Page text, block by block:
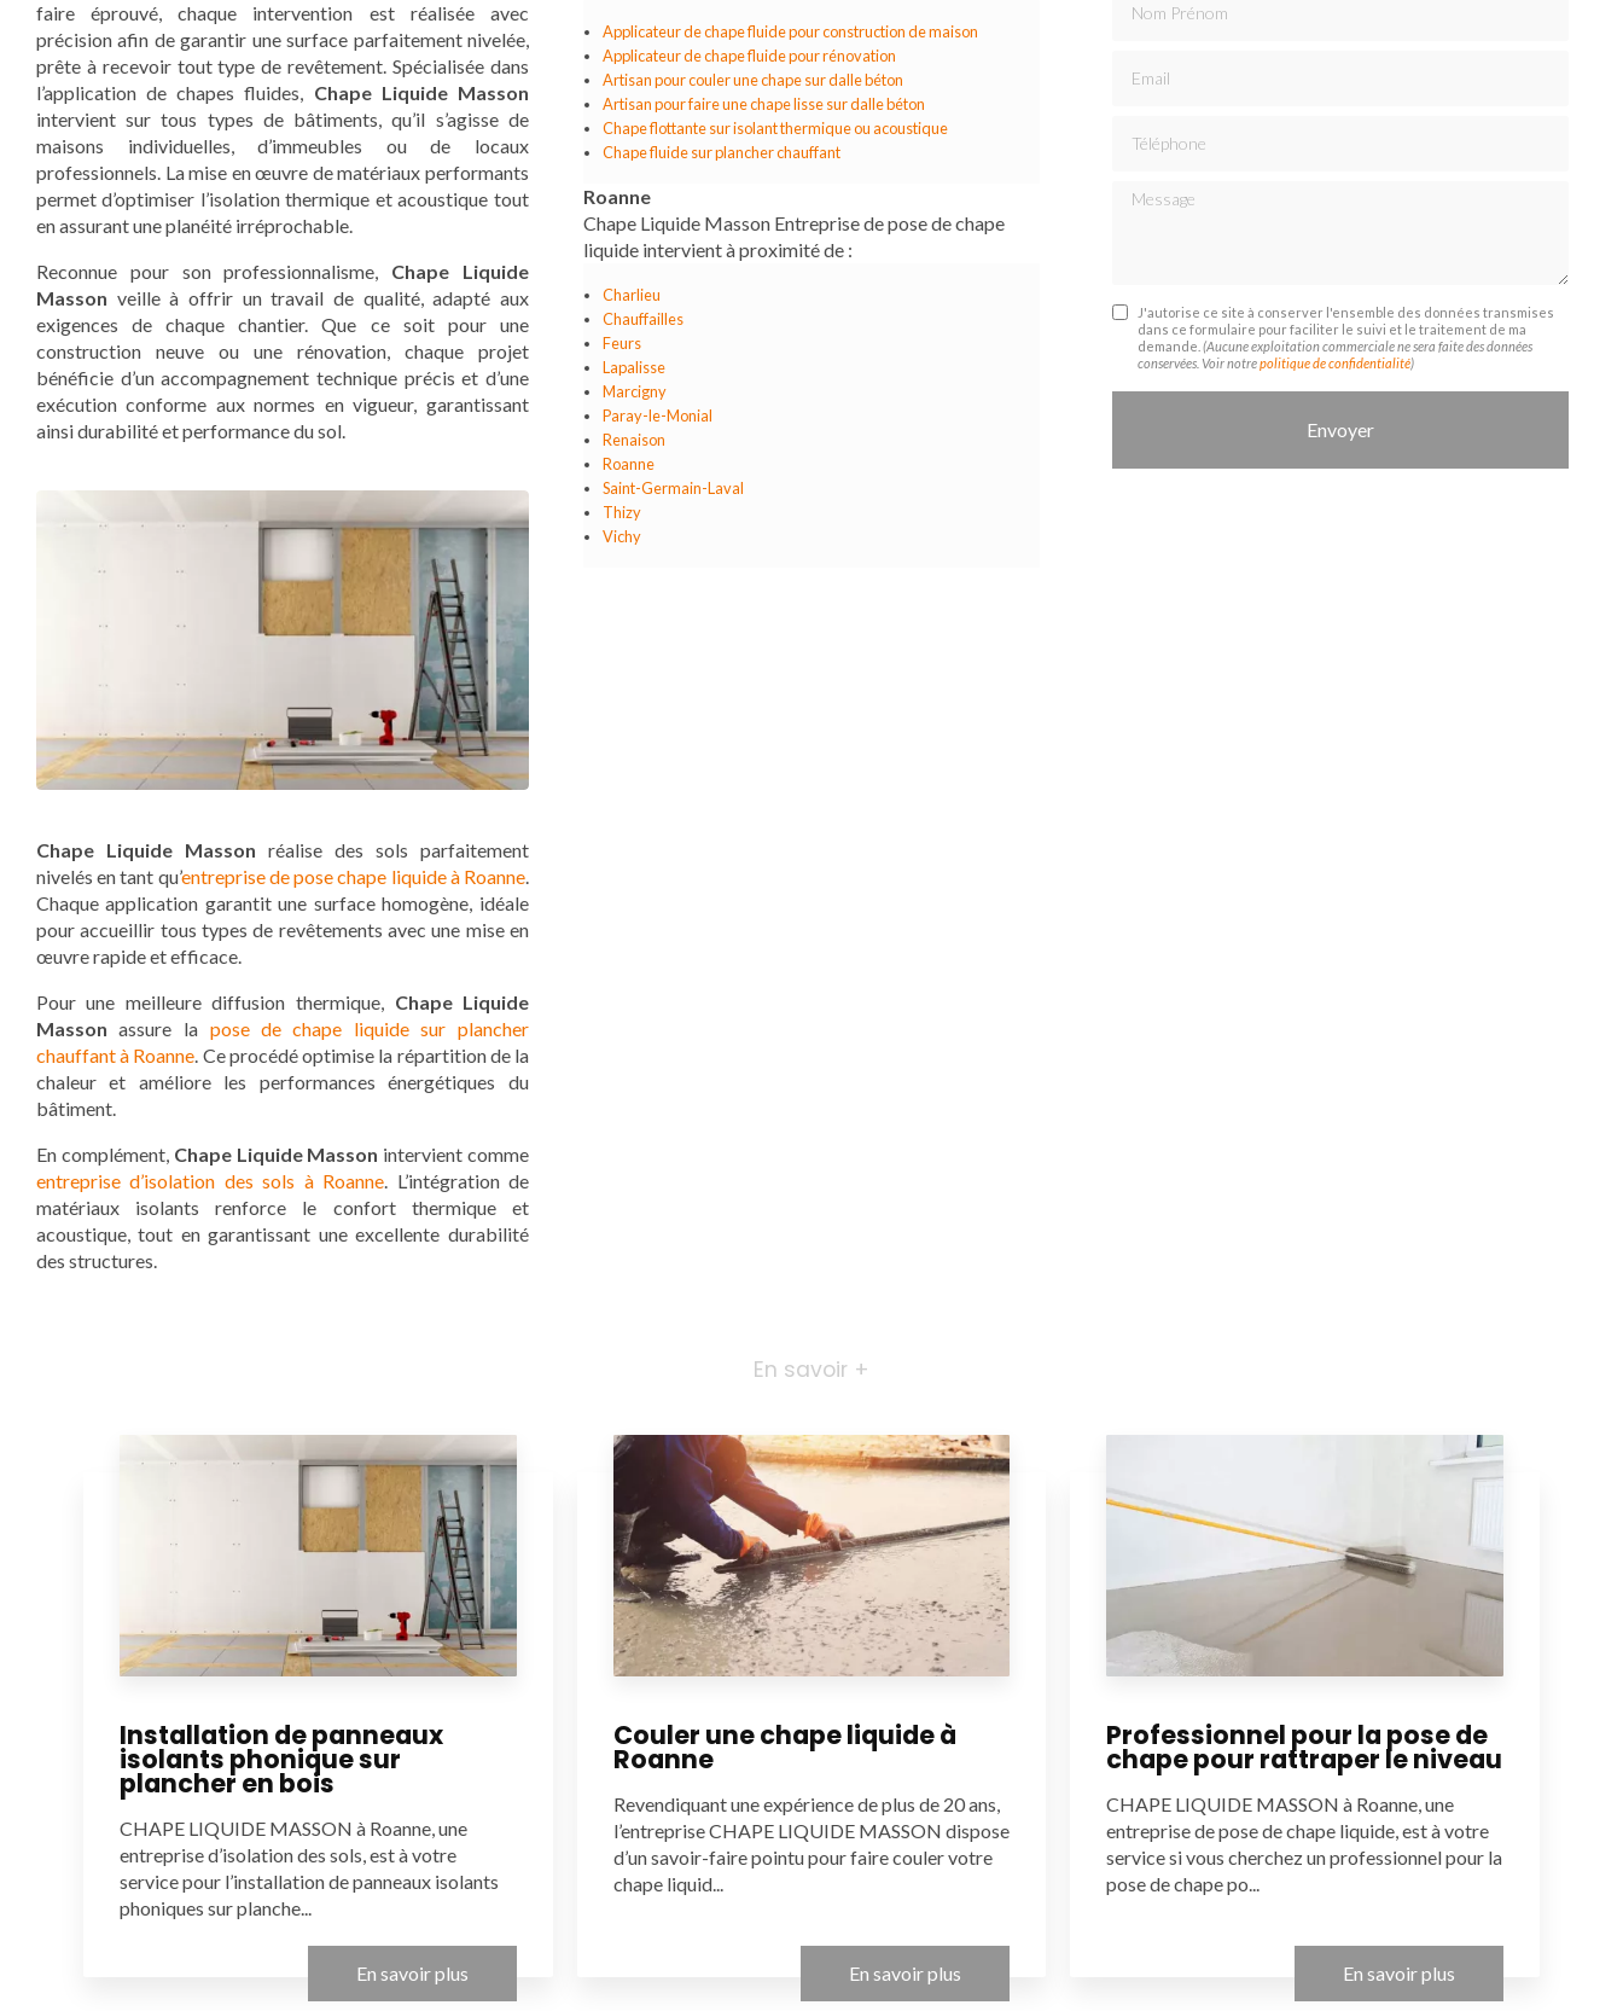
faire éprouvé, chaque intervention est réalisée avec
précision afin de garantir une surface parfaitement nivelée,
prête à recevoir tout type de revêtement. Spécialisée dans
l’application de chapes fluides, Chape Liquide Masson
intervient sur tous types de bâtiments, qu’il s’agisse de
maisons individuelles, d’immeubles ou de locaux
professionnels. La mise en œuvre de matériaux performants
permet d’optimiser l’isolation thermique et acoustique tout
en assurant une planéité irréprochable.
Reconnue pour son professionnalisme, Chape Liquide
Masson veille à offrir un travail de qualité, adapté aux
exigences de chaque chantier. Que ce soit pour une
construction neuve ou une rénovation, chaque projet
bénéficie d’un accompagnement technique précis et d’une
exécution conforme aux normes en vigueur, garantissant
ainsi durabilité et performance du sol.
Chape Liquide Masson réalise des sols parfaitement
nivelés en tant qu’entreprise de pose chape liquide à Roanne
Chaque application garantit une surface homogène, idéale
pour accueillir tous types de revêtements avec une mise en
œuvre rapide et efficace.
Pour une meilleure diffusion thermique, Chape Liquide
Masson assure la pose de chape liquide sur plancher
chauffant à Roanne . Ce procédé optimise la répartition de la
chaleur et améliore les performances énergétiques du
bâtiment.
En complément, Chape Liquide Masson intervient comme
entreprise d’isolation des sols à Roanne . L’intégration de
matériaux isolants renforce le confort thermique et
acoustique, tout en garantissant une excellente durabilité
des structures.
Applicateur de chape fluide pour construction de maison
Applicateur de chape fluide pour rénovation
Artisan pour couler une chape sur dalle béton
Artisan pour faire une chape lisse sur dalle béton
Chape flottante sur isolant thermique ou acoustique
Chape fluide sur plancher chauffant
Roanne
Chape Liquide Masson Entreprise de pose de chape
liquide intervient à proximité de :
Charlieu
Chauffailles
Feurs
Lapalisse
Marcigny
Paray-le-Monial
Renaison
Roanne
Saint-Germain-Laval
Thizy
Vichy
Message
J'autorise ce site à conserver l'ensemble des données transmises
dans ce formulaire pour faciliter le suivi et le traitement de ma
demande. (Aucune exploitation commerciale ne sera faite des données
conservées. Voir notrepolitique de confidentialité)
En savoir +
Installation de panneaux
isolants phonique sur
plancher en bois
CHAPE LIQUIDE MASSON à Roanne, une
entreprise d’isolation des sols, est à votre
service pour l’installation de panneaux isolants
phoniques sur planche...
En savoir plus
Couler une chape liquide à
Roanne
Revendiquant une expérience de plus de 20 ans,
l’entreprise CHAPE LIQUIDE MASSON dispose
d’un savoir-faire pointu pour faire couler votre
chape liquid...
En savoir plus
Professionnel pour la pose de
chape pour rattraper le niveau
CHAPE LIQUIDE MASSON à Roanne, une
entreprise de pose de chape liquide, est à votre
service si vous cherchez un professionnel pour la
pose de chape po...
En savoir plus